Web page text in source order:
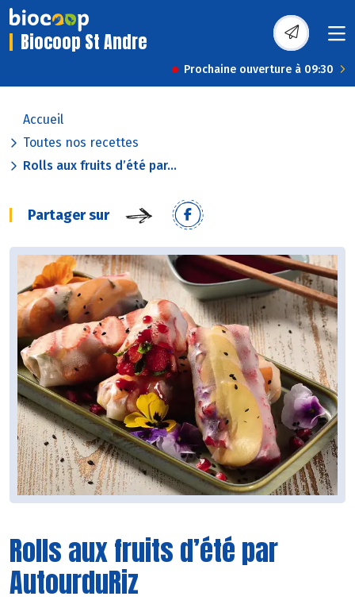
Biocoop St Andre
Prochaine ouverture à 09:30
Accueil
Toutes nos recettes
Rolls aux fruits d’été par...
Partager sur
Rolls aux fruits d’été par
AutourduRiz